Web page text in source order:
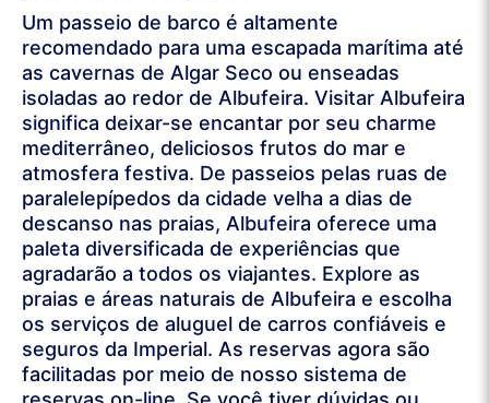
Um passeio de barco é altamente
recomendado para uma escapada marítima até
as cavernas de Algar Seco ou enseadas
isoladas ao redor de Albufeira. Visitar Albufeira
significa deixar-se encantar por seu charme
mediterrâneo, deliciosos frutos do mar e
atmosfera festiva. De passeios pelas ruas de
paralelepípedos da cidade velha a dias de
descanso nas praias, Albufeira oferece uma
paleta diversificada de experiências que
agradarão a todos os viajantes. Explore as
praias e áreas naturais de Albufeira e escolha
os serviços de aluguel de carros confiáveis e
seguros da Imperial. As reservas agora são
facilitadas por meio de nosso sistema de